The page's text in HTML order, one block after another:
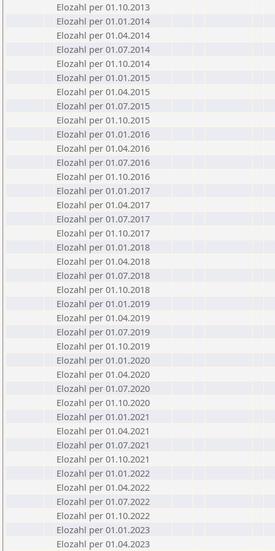
Elozahl per 01.10.2013
Elozahl per 01.01.2014
Elozahl per 01.04.2014
Elozahl per 01.07.2014
Elozahl per 01.10.2014
Elozahl per 01.01.2015
Elozahl per 01.04.2015
Elozahl per 01.07.2015
Elozahl per 01.10.2015
Elozahl per 01.01.2016
Elozahl per 01.04.2016
Elozahl per 01.07.2016
Elozahl per 01.10.2016
Elozahl per 01.01.2017
Elozahl per 01.04.2017
Elozahl per 01.07.2017
Elozahl per 01.10.2017
Elozahl per 01.01.2018
Elozahl per 01.04.2018
Elozahl per 01.07.2018
Elozahl per 01.10.2018
Elozahl per 01.01.2019
Elozahl per 01.04.2019
Elozahl per 01.07.2019
Elozahl per 01.10.2019
Elozahl per 01.01.2020
Elozahl per 01.04.2020
Elozahl per 01.07.2020
Elozahl per 01.10.2020
Elozahl per 01.01.2021
Elozahl per 01.04.2021
Elozahl per 01.07.2021
Elozahl per 01.10.2021
Elozahl per 01.01.2022
Elozahl per 01.04.2022
Elozahl per 01.07.2022
Elozahl per 01.10.2022
Elozahl per 01.01.2023
Elozahl per 01.04.2023